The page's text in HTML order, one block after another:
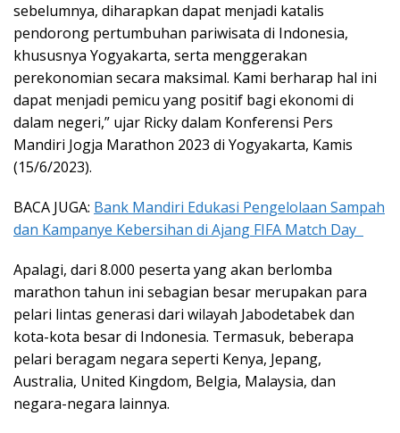
sebelumnya, diharapkan dapat menjadi katalis
pendorong pertumbuhan pariwisata di Indonesia,
khususnya Yogyakarta, serta menggerakan
perekonomian secara maksimal. Kami berharap hal ini
dapat menjadi pemicu yang positif bagi ekonomi di
dalam negeri,” ujar Ricky dalam Konferensi Pers
Mandiri Jogja Marathon 2023 di Yogyakarta, Kamis
(15/6/2023).
BACA JUGA: Bank Mandiri Edukasi Pengelolaan Sampah
dan Kampanye Kebersihan di Ajang FIFA Match Day
Apalagi, dari 8.000 peserta yang akan berlomba
marathon tahun ini sebagian besar merupakan para
pelari lintas generasi dari wilayah Jabodetabek dan
kota-kota besar di Indonesia. Termasuk, beberapa
pelari beragam negara seperti Kenya, Jepang,
Australia, United Kingdom, Belgia, Malaysia, dan
negara-negara lainnya.